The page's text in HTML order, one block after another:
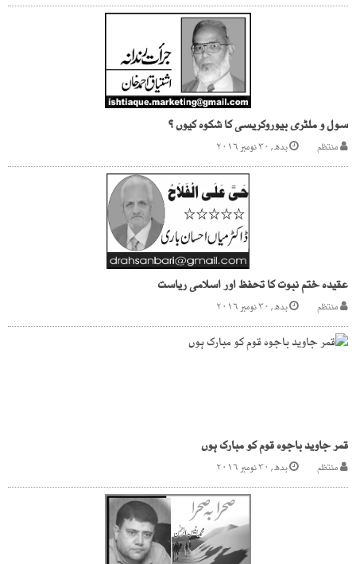
سول و ملٹری بیوروکریسی کا شکوہ کیوں ؟
منتظم بدھ, ۳۰ نومبر ۲۰۱۶
عقیدہ ختم نبوت کا تحفظ اور اسلامی ریاست
منتظم بدھ, ۳۰ نومبر ۲۰۱۶
قمر جاوید باجوہ قوم کو مبارک ہوں
منتظم بدھ, ۳۰ نومبر ۲۰۱۶